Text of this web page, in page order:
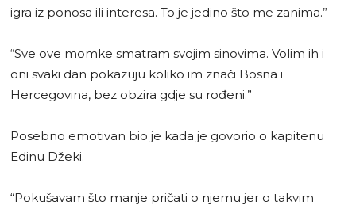
igra iz ponosa ili interesa. To je jedino što me zanima.”
“Sve ove momke smatram svojim sinovima. Volim ih i
oni svaki dan pokazuju koliko im znači Bosna i
Hercegovina, bez obzira gdje su rođeni.”
Posebno emotivan bio je kada je govorio o kapitenu
Edinu Džeki.
“Pokušavam što manje pričati o njemu jer o takvim